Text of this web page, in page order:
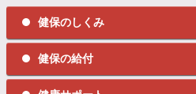
健保のしくみ
健保の給付